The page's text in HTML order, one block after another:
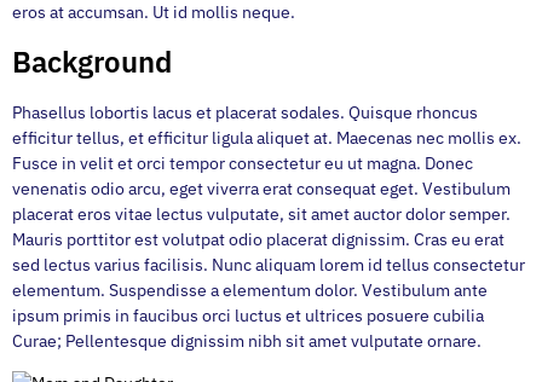
eros at accumsan. Ut id mollis neque.
Background
Phasellus lobortis lacus et placerat sodales. Quisque rhoncus
efficitur tellus, et efficitur ligula aliquet at. Maecenas nec mollis ex.
Fusce in velit et orci tempor consectetur eu ut magna. Donec
venenatis odio arcu, eget viverra erat consequat eget. Vestibulum
placerat eros vitae lectus vulputate, sit amet auctor dolor semper.
Mauris porttitor est volutpat odio placerat dignissim. Cras eu erat
sed lectus varius facilisis. Nunc aliquam lorem id tellus consectetur
elementum. Suspendisse a elementum dolor. Vestibulum ante
ipsum primis in faucibus orci luctus et ultrices posuere cubilia
Curae; Pellentesque dignissim nibh sit amet vulputate ornare.